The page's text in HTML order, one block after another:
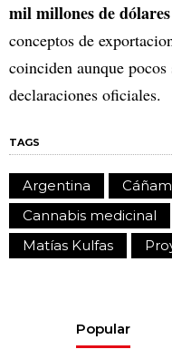
mil millones de dólares
conceptos de
coinciden aunque
declaraciones oficiales.
TAGS
Argentina
Cannabis medicinal
Matías Kulfas
Popular